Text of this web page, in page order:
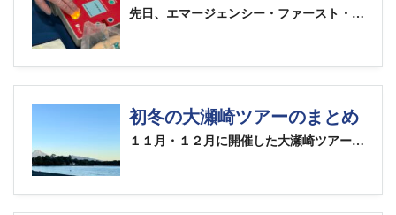
先日、エマージェンシー・ファースト・レスポンス（EFR＝救急法）コースを開催しました 今回ご参加いただいたのは、ダイブマスターコースを控えた3名様。 コロナ禍の影響もあり、前回の受講から間が空いてしまっていた方もいらっしゃいましたが、最新のeラーニング内容を確認しながら、一次ケア・二次ケアのフルコースでしっかり復習していただきました EFRでは、事故や急病の際に一般の方が最初に行うべき一次ケア（心肺蘇生・AED・止血など）と、医療従事者に引き継ぐまでの二次ケア（病気やケガの手当てなど）を、実践的に学びます。 「もしも」の時に動ける知識と自信、大切ですね 次回の開催は、２月１１日(水・祝)を予定しています #efr #救急法 #padi #長野ダイビング #ドルフィンズドリーム
初冬の大瀬崎ツアーのまとめ
１１月・１２月に開催した大瀬崎ツアーでの撮影画像のまとめです